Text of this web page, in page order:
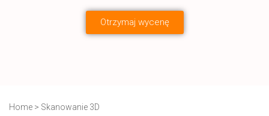
Otrzymaj wycenę
Home > Skanowanie 3D